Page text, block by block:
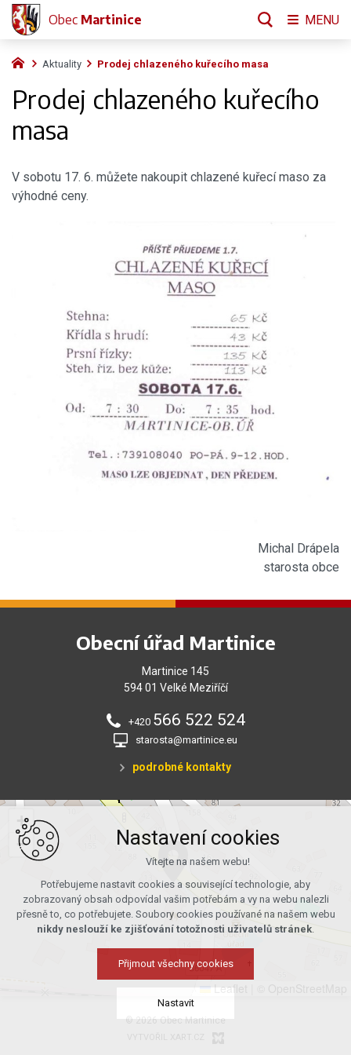
Aktuality Prodej chlazeného kuřecího masa
Prodej chlazeného kuřecího
masa
V sobotu 17. 6. můžete nakoupit chlazené kuřecí maso za
výhodné ceny.
Michal Drápela
starosta obce
Obecní úřad Martinice
Martinice 145
594 01 Velké Meziříčí
+420 566 522 524
starosta@martinice.eu
podrobné kontakty
+
−
Leaflet
© 2026 Obec Martinice
Obec Martinice MENU
Nastavení cookies
Vítejte na našem webu!
Potřebujeme nastavit cookies a související technologie, aby
zobrazovaný obsah odpovídal vašim potřebám a vy na webu nalezli
přesně to, co potřebujete. Soubory cookies používané na našem webu
nikdy neslouží ke zjišťování totožnosti uživatelů stránek.
Přijmout všechny cookies
Nastavit